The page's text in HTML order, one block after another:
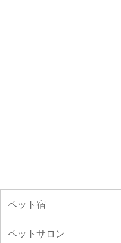
ペット宿
ペットサロン